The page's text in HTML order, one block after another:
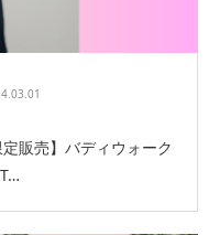
販売】バディウォーク